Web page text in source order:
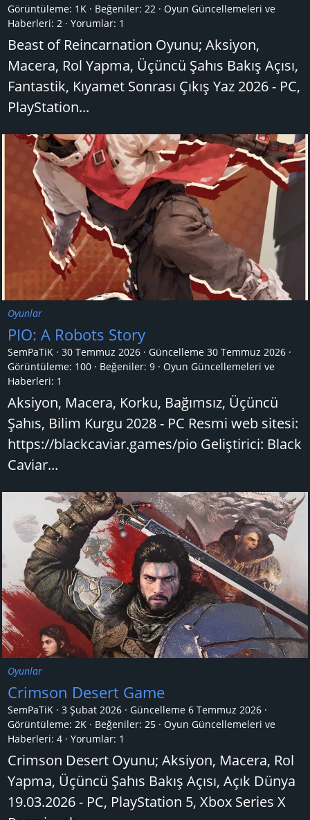
Görüntüleme: 1K
Beğeniler: 22
Oyun Güncellemeleri ve
Haberleri: 2 Yorumlar: 1
Beast of Reincarnation Oyunu; Aksiyon,
Macera, Rol Yapma, Üçüncü Şahıs Bakış Açısı,
Fantastik, Kıyamet Sonrası Çıkış Yaz 2026 - PC,
PlayStation...
Oyunlar
PIO: A Robots Story
SemPaTiK 30 Temmuz 2026 Güncelleme 30 Temmuz 2026
Görüntüleme: 100
Beğeniler: 9
Oyun Güncellemeleri ve
Haberleri: 1
Aksiyon, Macera, Korku, Bağımsız, Üçüncü
Şahıs, Bilim Kurgu 2028 - PC Resmi web sitesi:
https://blackcaviar.games/pio Geliştirici: Black
Caviar...
Oyunlar
Crimson Desert Game
SemPaTiK 3 Şubat 2026 Güncelleme 6 Temmuz 2026
Görüntüleme: 2K
Beğeniler: 25
Oyun Güncellemeleri ve
Haberleri: 4 Yorumlar: 1
Crimson Desert Oyunu; Aksiyon, Macera, Rol
Yapma, Üçüncü Şahıs Bakış Açısı, Açık Dünya
19.03.2026 - PC, PlayStation 5, Xbox Series X